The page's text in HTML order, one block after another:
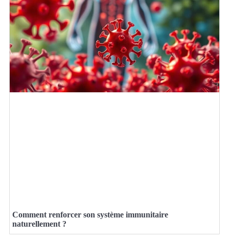
Comment renforcer son système immunitaire
naturellement ?